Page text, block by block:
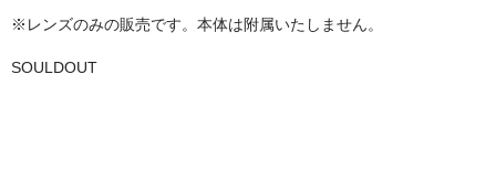
※レンズのみの販売です。本体は附属いたしません。
SOULDOUT